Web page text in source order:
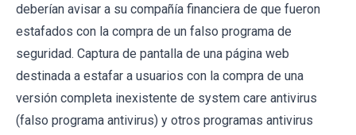
deberían avisar a su compañía financiera de que fueron
estafados con la compra de un falso programa de
seguridad. Captura de pantalla de una página web
destinada a estafar a usuarios con la compra de una
versión completa inexistente de system care antivirus
(falso programa antivirus) y otros programas antivirus